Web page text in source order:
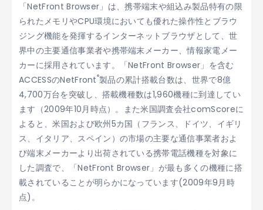
「NetFront Browser」は、携帯端末や組込み製品特有の限
られたメモリやCPU環境においても優れた操作性とブラウ
ジング機能を発揮するインターネットブラウザとして、世
界中の主要通信事業者や携帯端末メーカー、情報家電メー
カーに採用されています。「NetFront Browser」を含む
ACCESSのNetFront®製品の累計搭載台数は、世界で8億
4,700万台を突破し、搭載機種数は1,960機種に到達してい
ます（2009年10月時点）。また米国調査会社comScoreに
よると、米国および欧州5カ国（フランス、ドイツ、イギリ
ス、イタリア、スペイン）の市場の主要な通信事業者およ
び端末メーカーより出荷されている携帯電話機種を対象に
した調査で、「NetFront Browser」が最も多くの機種に搭
載されていることが明らかになっています(2009年9月時
点)。